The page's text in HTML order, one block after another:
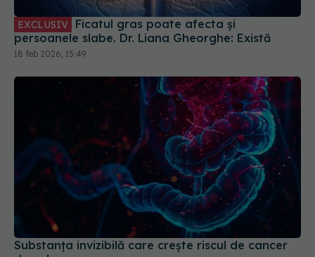
Substanța invizibilă care crește riscul de cancer
de colon